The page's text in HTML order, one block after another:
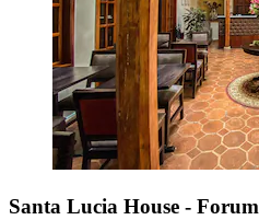
Santa Lucia House - Forum